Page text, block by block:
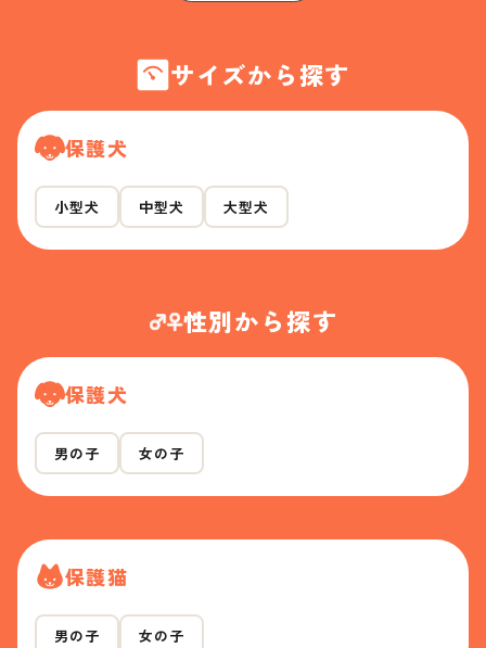
サイズから探す
保護犬
小型犬 中型犬 大型犬
性別から探す
保護犬
男の子 女の子
保護猫
男の子 女の子